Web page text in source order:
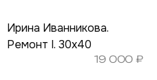
Ирина Иванникова.
Ремонт I. 30х40
19 000₽